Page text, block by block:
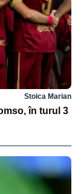
Stoica Marian
în turul 3